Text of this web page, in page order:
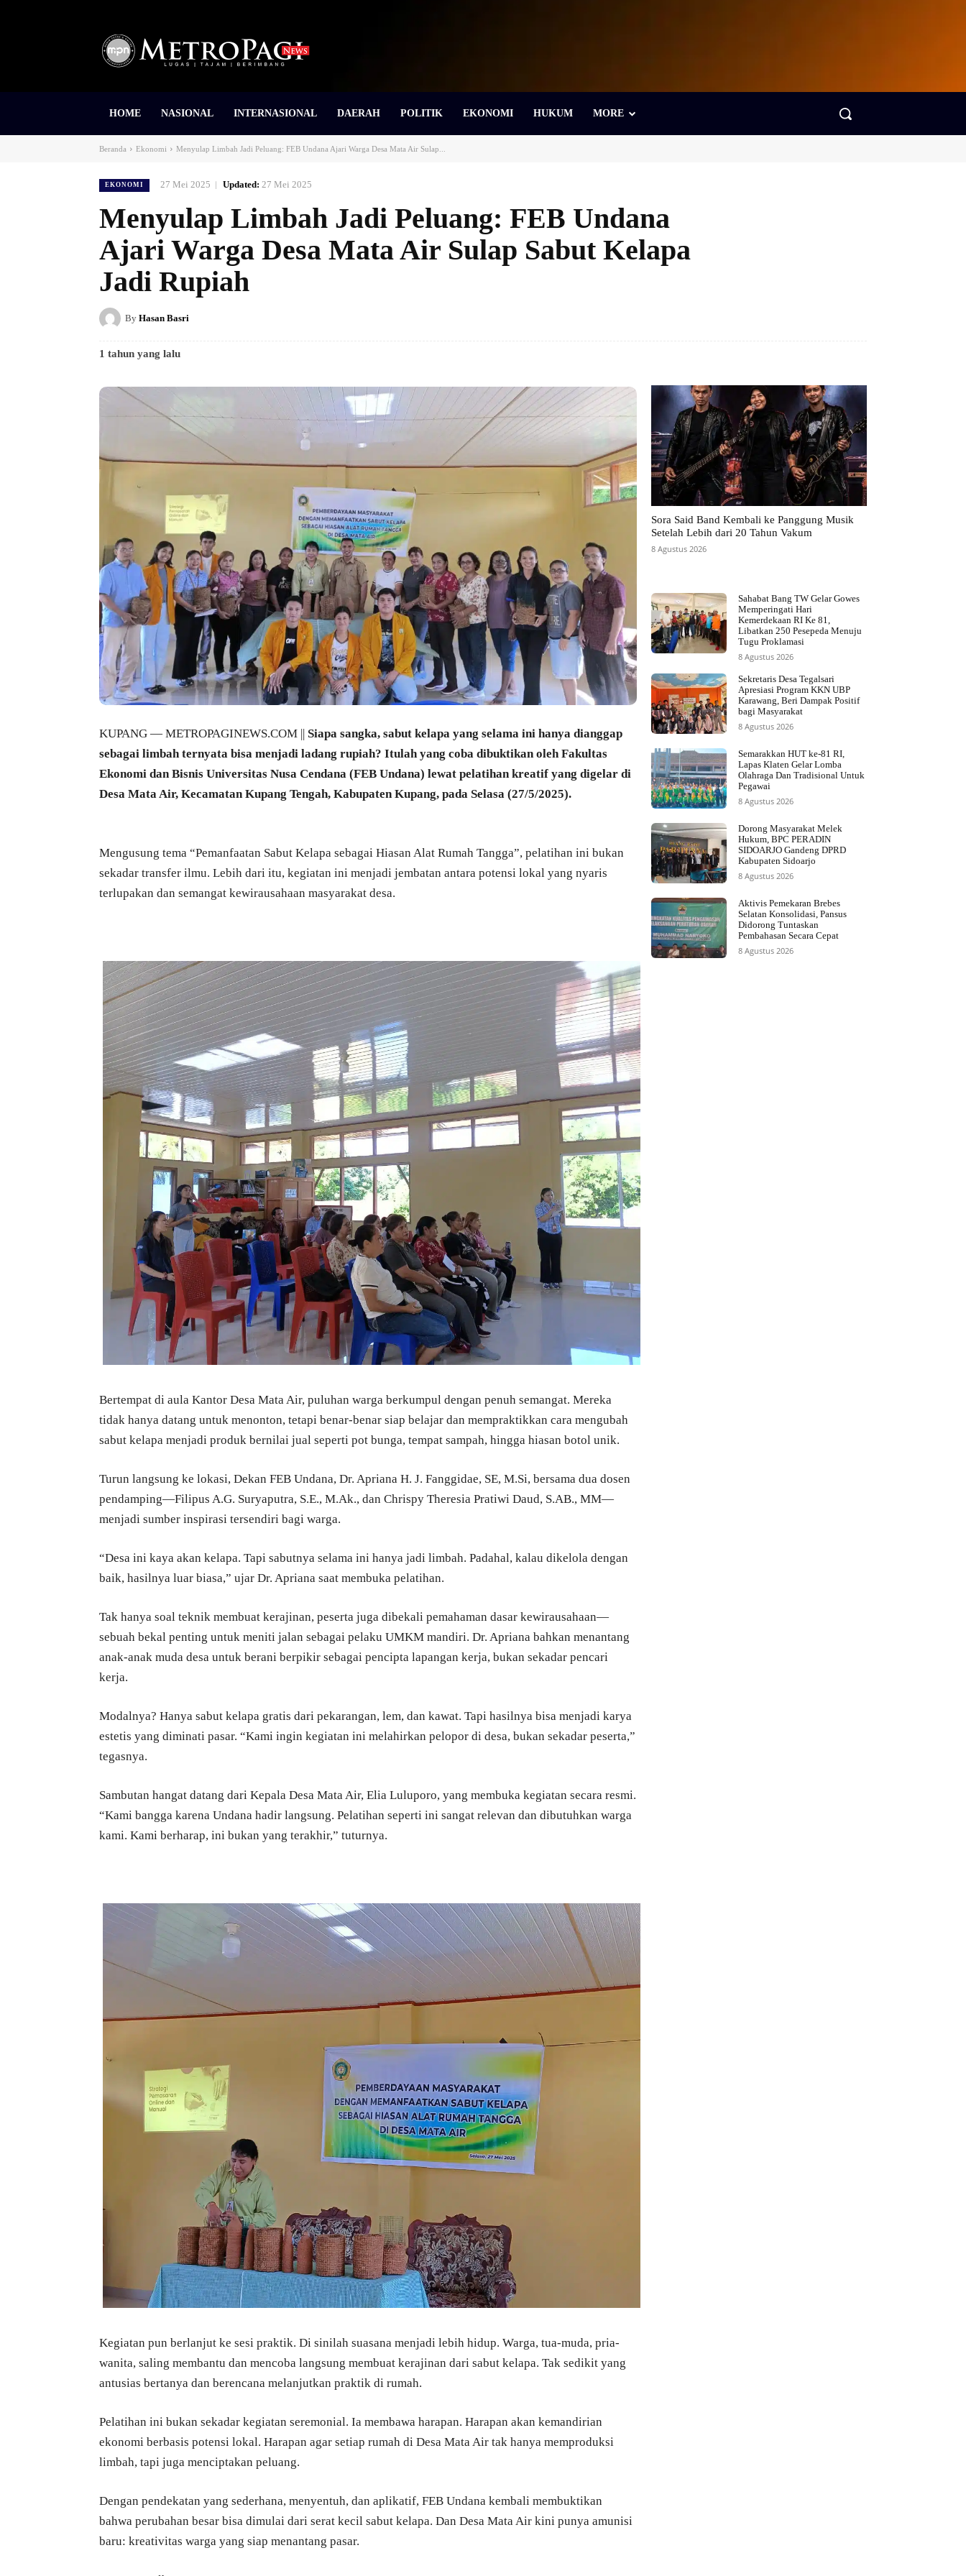
HOME NASIONAL INTERNASIONAL DAERAH POLITIK EKONOMI HUKUM MORE
Beranda Ekonomi Menyulap Limbah Jadi Peluang: FEB Undana Ajari Warga Desa Mata Air Sulap...
EKONOMI 27 Mei 2025 Updated: 27 Mei 2025
Menyulap Limbah Jadi Peluang: FEB Undana
Ajari Warga Desa Mata Air Sulap Sabut Kelapa
Jadi Rupiah
By Hasan Basri
1 tahun yang lalu
KUPANG — METROPAGINEWS.COM || Siapa sangka, sabut kelapa yang selama ini hanya dianggap
sebagai limbah ternyata bisa menjadi ladang rupiah? Itulah yang coba dibuktikan oleh Fakultas
Ekonomi dan Bisnis Universitas Nusa Cendana (FEB Undana) lewat pelatihan kreatif yang digelar di
Desa Mata Air, Kecamatan Kupang Tengah, Kabupaten Kupang, pada Selasa (27/5/2025).
Mengusung tema “Pemanfaatan Sabut Kelapa sebagai Hiasan Alat Rumah Tangga”, pelatihan ini bukan
sekadar transfer ilmu. Lebih dari itu, kegiatan ini menjadi jembatan antara potensi lokal yang nyaris
terlupakan dan semangat kewirausahaan masyarakat desa.
Bertempat di aula Kantor Desa Mata Air, puluhan warga berkumpul dengan penuh semangat. Mereka
tidak hanya datang untuk menonton, tetapi benar-benar siap belajar dan mempraktikkan cara mengubah
sabut kelapa menjadi produk bernilai jual seperti pot bunga, tempat sampah, hingga hiasan botol unik.
Turun langsung ke lokasi, Dekan FEB Undana, Dr. Apriana H. J. Fanggidae, SE, M.Si, bersama dua dosen
pendamping—Filipus A.G. Suryaputra, S.E., M.Ak., dan Chrispy Theresia Pratiwi Daud, S.AB., MM—
menjadi sumber inspirasi tersendiri bagi warga.
“Desa ini kaya akan kelapa. Tapi sabutnya selama ini hanya jadi limbah. Padahal, kalau dikelola dengan
baik, hasilnya luar biasa,” ujar Dr. Apriana saat membuka pelatihan.
Tak hanya soal teknik membuat kerajinan, peserta juga dibekali pemahaman dasar kewirausahaan—
sebuah bekal penting untuk meniti jalan sebagai pelaku UMKM mandiri. Dr. Apriana bahkan menantang
anak-anak muda desa untuk berani berpikir sebagai pencipta lapangan kerja, bukan sekadar pencari
kerja.
Modalnya? Hanya sabut kelapa gratis dari pekarangan, lem, dan kawat. Tapi hasilnya bisa menjadi karya
estetis yang diminati pasar. “Kami ingin kegiatan ini melahirkan pelopor di desa, bukan sekadar peserta,”
tegasnya.
Sambutan hangat datang dari Kepala Desa Mata Air, Elia Luluporo, yang membuka kegiatan secara resmi.
“Kami bangga karena Undana hadir langsung. Pelatihan seperti ini sangat relevan dan dibutuhkan warga
kami. Kami berharap, ini bukan yang terakhir,” tuturnya.
Kegiatan pun berlanjut ke sesi praktik. Di sinilah suasana menjadi lebih hidup. Warga, tua-muda, pria-
wanita, saling membantu dan mencoba langsung membuat kerajinan dari sabut kelapa. Tak sedikit yang
antusias bertanya dan berencana melanjutkan praktik di rumah.
Pelatihan ini bukan sekadar kegiatan seremonial. Ia membawa harapan. Harapan akan kemandirian
ekonomi berbasis potensi lokal. Harapan agar setiap rumah di Desa Mata Air tak hanya memproduksi
limbah, tapi juga menciptakan peluang.
Dengan pendekatan yang sederhana, menyentuh, dan aplikatif, FEB Undana kembali membuktikan
bahwa perubahan besar bisa dimulai dari serat kecil sabut kelapa. Dan Desa Mata Air kini punya amunisi
baru: kreativitas warga yang siap menantang pasar.
Sora Said Band Kembali ke Panggung Musik
Setelah Lebih dari 20 Tahun Vakum
8 Agustus 2026
Sahabat Bang TW Gelar Gowes
Memperingati Hari
Kemerdekaan RI Ke 81,
Libatkan 250 Pesepeda Menuju
Tugu Proklamasi
8 Agustus 2026
Sekretaris Desa Tegalsari
Apresiasi Program KKN UBP
Karawang, Beri Dampak Positif
bagi Masyarakat
8 Agustus 2026
Semarakkan HUT ke-81 RI,
Lapas Klaten Gelar Lomba
Olahraga Dan Tradisional Untuk
Pegawai
8 Agustus 2026
Dorong Masyarakat Melek
Hukum, BPC PERADIN
SIDOARJO Gandeng DPRD
Kabupaten Sidoarjo
8 Agustus 2026
Aktivis Pemekaran Brebes
Selatan Konsolidasi, Pansus
Didorong Tuntaskan
Pembahasan Secara Cepat
8 Agustus 2026